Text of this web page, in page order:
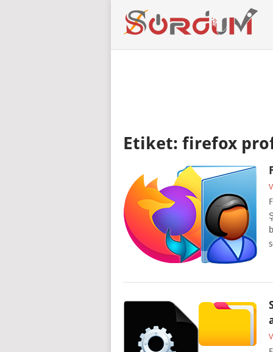
Etiket: firefox